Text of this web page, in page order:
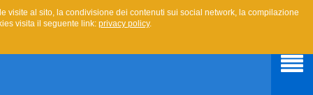
visite al sito, la condivisione dei contenuti sui social network, la compilazione
visita il seguente link: privacy policy.